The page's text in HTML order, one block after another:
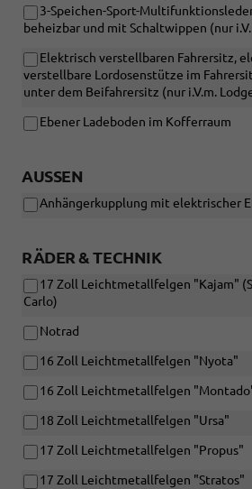
3-Speichen-Sport-
beheizbar und mit Schaltwippen (nur
Elektrisch verstellbaren Fahrersitz,
verstellbare Lordosenstütze im
unter dem Beifahrersitz (nur i.V.m.
Ebener Ladeboden im Kofferraum
AUSSEN
Anhängerkupplung mit elektrischer
RÄDER & TECHNIK
17 Zoll Leichtmetallfelgen "Kajam"
Carlo)
Notrad
16 Zoll Leichtmetallfelgen "Nyota"
16 Zoll Leichtmetallfelgen
18 Zoll Leichtmetallfelgen "Ursa"
17 Zoll Leichtmetallfelgen "Propus"
17 Zoll Leichtmetallfelgen "Stratos"